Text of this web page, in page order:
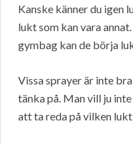
Kanske känner du igen
lukt som kan vara
gymbag kan de börja
Vissa sprayer är inte
tänka på. Man vill ju
att ta reda på vilken